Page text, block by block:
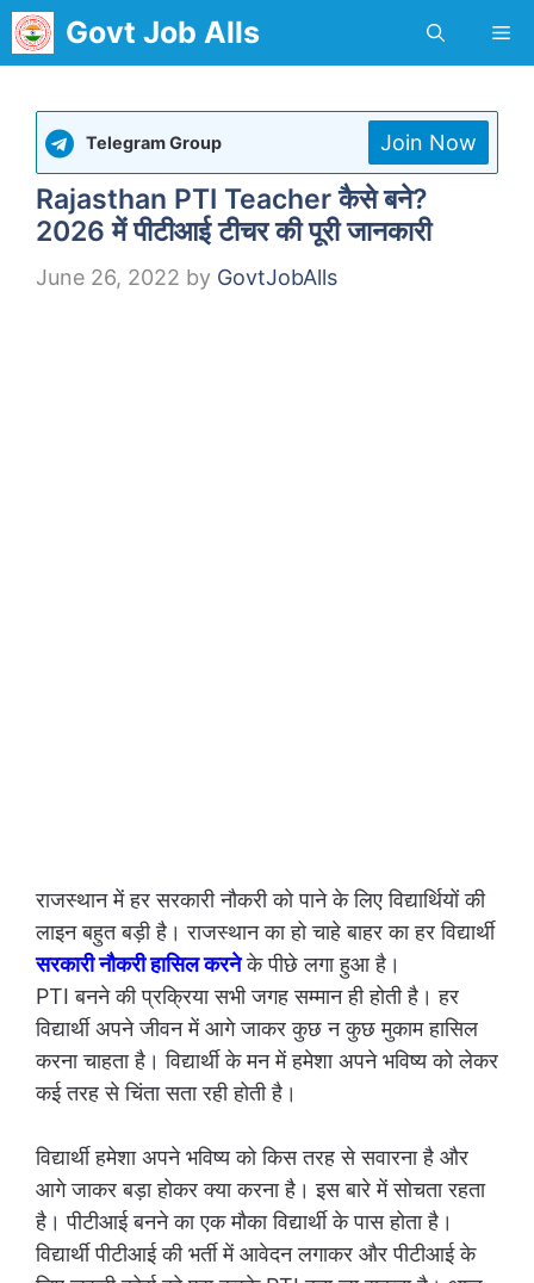
Skip
to
Govt Job Alls
Telegram Group Join Now
Rajasthan PTI Teacher कैसे बने?
2026 में पीटीआई टीचर की पूरी जानकारी
June 26, 2022 by GovtJobAlls
राजस्थान में हर सरकारी नौकरी को पाने के लिए विद्यार्थियों की
लाइन बहुत बड़ी है। राजस्थान का हो चाहे बाहर का हर विद्यार्थी
सरकारी नौकरी हासिल करनेके पीछे लगा हुआ है।
PTI बनने की प्रक्रिया सभी जगह सम्मान ही होती है। हर
विद्यार्थी अपने जीवन में आगे जाकर कुछ न कुछ मुकाम हासिल
करना चाहता है। विद्यार्थी के मन में हमेशा अपने भविष्य को लेकर
कई तरह से चिंता सता रही होती है।
विद्यार्थी हमेशा अपने भविष्य को किस तरह से सवारना है और
आगे जाकर बड़ा होकर क्या करना है। इस बारे में सोचता रहता
है। पीटीआई बनने का एक मौका विद्यार्थी के पास होता है।
विद्यार्थी पीटीआई की भर्ती में आवेदन लगाकर और पीटीआई के